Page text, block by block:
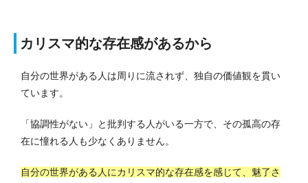
カリスマ的な存在感があるから
自分の世界がある人は周りに流されず、独自の価値観を貫い
ています。
「協調性がない」と批判する人がいる一方で、その孤高の存
在に憧れる人も少なくありません。
自分の世界がある人にカリスマ的な存在感を感じて、魅了さ